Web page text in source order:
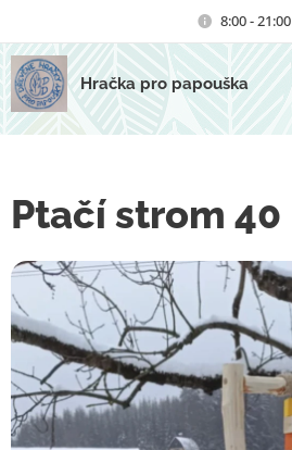
8:00 - 21:00
Hračka pro papouška
Ptačí strom 40